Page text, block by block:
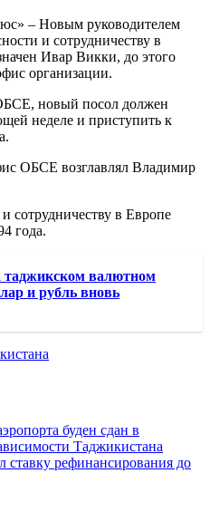
– Новым руководителем
и сотрудничеству в
Ивар Викки, до этого
организации.
новый посол должен
неделе и приступить к
ОБСЕ возглавлял Владимир
сотрудничеству в Европе
года.
таджикском валютном
и рубль вновь
буден сдан в
Таджикистана
ставку рефинансирования до